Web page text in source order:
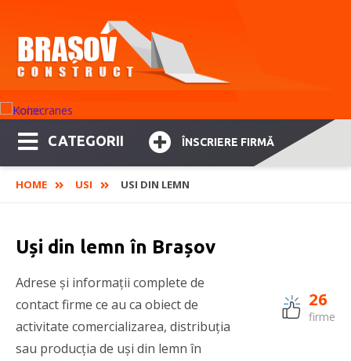
CATEGORII ÎNSCRIERE FIRMĂ
HOME USI USI DIN LEMN
Uși din lemn în Brașov
Adrese și informații complete de
contact firme ce au ca obiect de
activitate comercializarea, distribuția
sau producția de uși din lemn în
26
firme